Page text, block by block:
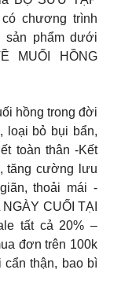
chương trình
sản phẩm dưới
MUỐI HỒNG
hồng trong đời
loại bỏ bụi bẩn,
toàn thân -Kết
tăng cường lưu
thoải mái -
CUỐI TẠI
tất cả 20% –
đơn trên 100k
thận, bao bì